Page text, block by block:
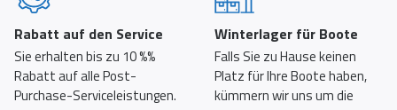
Rabatt auf den Service
Sie erhalten bis zu 10 %%
Rabatt auf alle Post-
Purchase-Serviceleistungen.
Winterlager für Boote
Falls Sie zu Hause keinen
Platz für Ihre Boote haben,
kümmern wir uns um die